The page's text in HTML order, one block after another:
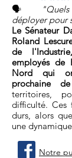
🗣
déployer pour
Le Sénateur
Roland
de
employés de
Nord qui
prochaine
territoires,
difficulté. Ces
durs, alors
une
Notre